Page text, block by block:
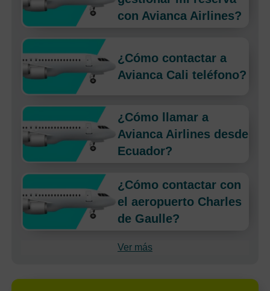
con Avianca Airlines?
¿Cómo contactar a
Avianca Cali teléfono?
¿Cómo llamar a
Avianca Airlines desde
Ecuador?
¿Cómo contactar con
el aeropuerto Charles
de Gaulle?
Ver más